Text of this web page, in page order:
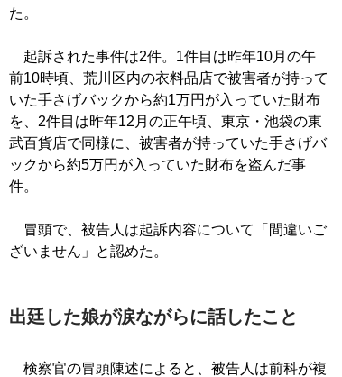
た。
起訴された事件は2件。1件目は昨年10月の午
前10時頃、荒川区内の衣料品店で被害者が持って
いた手さげバックから約1万円が入っていた財布
を、2件目は昨年12月の正午頃、東京・池袋の東
武百貨店で同様に、被害者が持っていた手さげバ
ックから約5万円が入っていた財布を盗んだ事
件。
冒頭で、被告人は起訴内容について「間違いご
ざいません」と認めた。
出廷した娘が涙ながらに話したこと
検察官の冒頭陳述によると、被告人は前科が複